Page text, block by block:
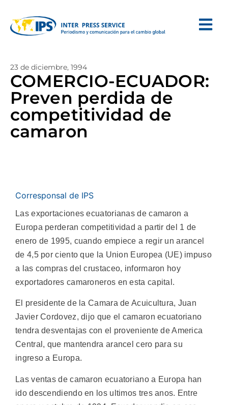
23 de diciembre, 1994
COMERCIO-ECUADOR:
Preven perdida de
competitividad de
camaron
Corresponsal de IPS
Las exportaciones ecuatorianas de camaron a
Europa perderan competitividad a partir del 1 de
enero de 1995, cuando empiece a regir un arancel
de 4,5 por ciento que la Union Europea (UE) impuso
a las compras del crustaceo, informaron hoy
exportadores camaroneros en esta capital.
El presidente de la Camara de Acuicultura, Juan
Javier Cordovez, dijo que el camaron ecuatoriano
tendra desventajas con el proveniente de America
Central, que mantendra arancel cero para su
ingreso a Europa.
Las ventas de camaron ecuatoriano a Europa han
ido descendiendo en los ultimos tres anos. Entre